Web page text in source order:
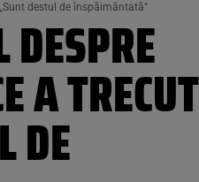
destul de înspăimântată”
A TRECUT
DE